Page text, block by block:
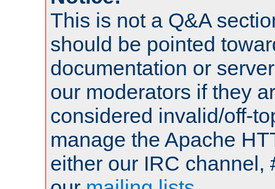
This is not a Q&A
should be pointed
documentation or
our moderators if they
considered invalid/off-
manage the Apache
either our IRC channel,